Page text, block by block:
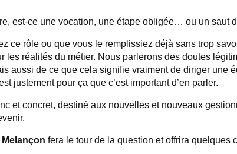
est-ce une vocation, une étape obligée… ou un saut
ce rôle ou que vous le remplissiez déjà sans trop
les réalités du métier. Nous parlerons des doutes
aussi de ce que cela signifie vraiment de diriger une
justement pour ça que c’est important d’en parler.
et concret, destiné aux nouvelles et nouveaux
fera le tour de la question et offrira quelques